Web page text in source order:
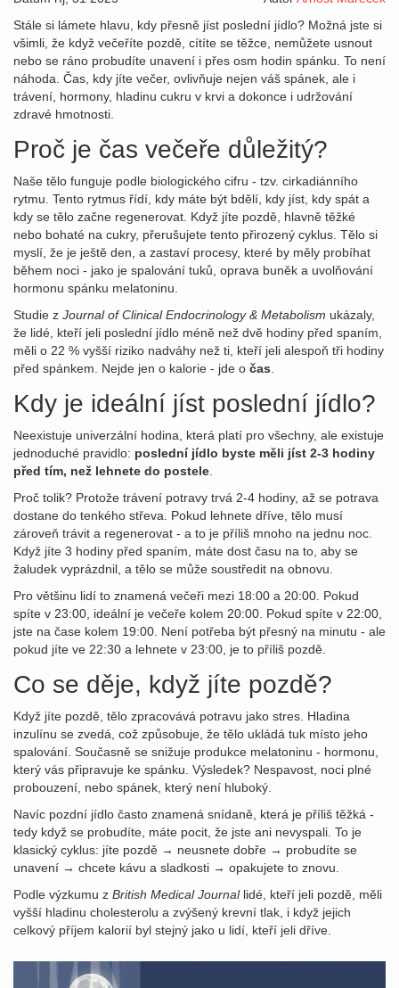
Stále si lámete hlavu, kdy přesně jíst poslední jídlo? Možná jste si
všimli, že když večeříte pozdě, cítíte se těžce, nemůžete usnout
nebo se ráno probudíte unavení i přes osm hodin spánku. To není
náhoda. Čas, kdy jíte večer, ovlivňuje nejen váš spánek, ale i
trávení, hormony, hladinu cukru v krvi a dokonce i udržování
zdravé hmotnosti.
Proč je čas večeře důležitý?
Naše tělo funguje podle biologického cifru - tzv. cirkadiánního
rytmu. Tento rytmus řídí, kdy máte být bdělí, kdy jíst, kdy spát a
kdy se tělo začne regenerovat. Když jíte pozdě, hlavně těžké
nebo bohaté na cukry, přerušujete tento přirozený cyklus. Tělo si
myslí, že je ještě den, a zastaví procesy, které by měly probíhat
během noci - jako je spalování tuků, oprava buněk a uvolňování
hormonu spánku melatoninu.
Studie z Journal of Clinical Endocrinology & Metabolism ukázaly,
že lidé, kteří jeli poslední jídlo méně než dvě hodiny před spaním,
měli o 22 % vyšší riziko nadváhy než ti, kteří jeli alespoň tři hodiny
před spánkem. Nejde jen o kalorie - jde o čas
Kdy je ideální jíst poslední jídlo?
Neexistuje univerzální hodina, která platí pro všechny, ale existuje
jednoduché pravidlo: poslední jídlo byste měli jíst 2-3 hodiny
před tím, než lehnete do postele
Proč tolik? Protože trávení potravy trvá 2-4 hodiny, až se potrava
dostane do tenkého střeva. Pokud lehnete dříve, tělo musí
zároveň trávit a regenerovat - a to je příliš mnoho na jednu noc.
Když jíte 3 hodiny před spaním, máte dost času na to, aby se
žaludek vyprázdnil, a tělo se může soustředit na obnovu.
Pro většinu lidí to znamená večeři mezi 18:00 a 20:00. Pokud
spíte v 23:00, ideální je večeře kolem 20:00. Pokud spíte v 22:00,
jste na čase kolem 19:00. Není potřeba být přesný na minutu - ale
pokud jíte ve 22:30 a lehnete v 23:00, je to příliš pozdě.
Co se děje, když jíte pozdě?
Když jíte pozdě, tělo zpracovává potravu jako stres. Hladina
inzulínu se zvedá, což způsobuje, že tělo ukládá tuk místo jeho
spalování. Současně se snižuje produkce melatoninu - hormonu,
který vás připravuje ke spánku. Výsledek? Nespavost, noci plné
probouzení, nebo spánek, který není hluboký.
Navíc pozdní jídlo často znamená snídaně, která je příliš těžká -
tedy když se probudíte, máte pocit, že jste ani nevyspali. To je
klasický cyklus: jíte pozdě → neusnete dobře → probudíte se
unavení → chcete kávu a sladkosti → opakujete to znovu.
Podle výzkumu z British Medical Journallidé, kteří jeli pozdě, měli
vyšší hladinu cholesterolu a zvýšený krevní tlak, i když jejich
celkový příjem kalorií byl stejný jako u lidí, kteří jeli dříve.